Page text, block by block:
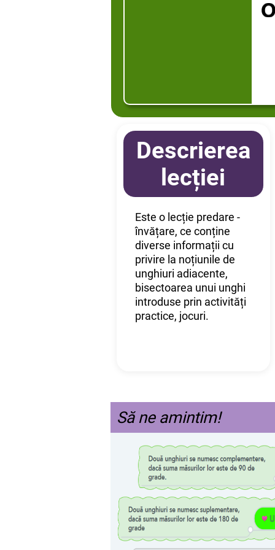
Descrierea
lecției
Este o lecție predare -
învățare, ce conține
diverse informații cu
privire la noțiunile de
unghiuri adiacente,
bisectoarea unui unghi
introduse prin activități
practice, jocuri.
Să ne amintim!